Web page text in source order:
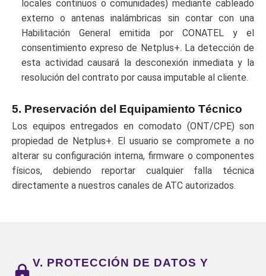
locales continuos o comunidades) mediante cableado
externo o antenas inalámbricas sin contar con una
Habilitación General emitida por CONATEL y el
consentimiento expreso de Netplus+. La detección de
esta actividad causará la desconexión inmediata y la
resolución del contrato por causa imputable al cliente.
5. Preservación del Equipamiento Técnico
Los equipos entregados en comodato (ONT/CPE) son
propiedad de Netplus+. El usuario se compromete a no
alterar su configuración interna, firmware o componentes
físicos, debiendo reportar cualquier falla técnica
directamente a nuestros canales de ATC autorizados.
V. PROTECCIÓN DE DATOS Y